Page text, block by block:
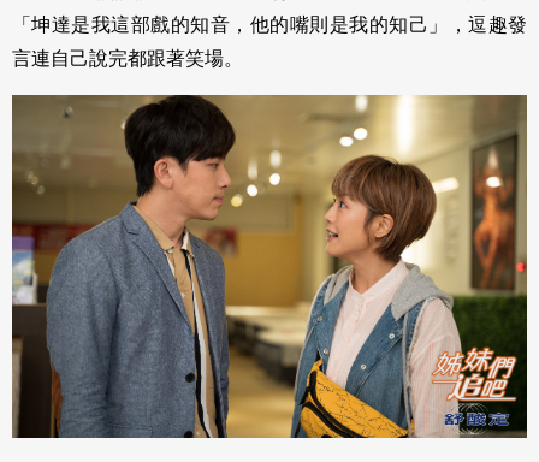
「坤達是我這部戲的知音，他的嘴則是我的知己」，逗趣發
言連自己說完都跟著笑場。